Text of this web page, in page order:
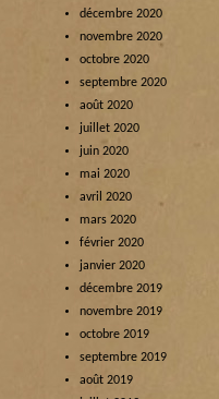
décembre 2020
novembre 2020
octobre 2020
septembre 2020
août 2020
juillet 2020
juin 2020
mai 2020
avril 2020
mars 2020
février 2020
janvier 2020
décembre 2019
novembre 2019
octobre 2019
septembre 2019
août 2019